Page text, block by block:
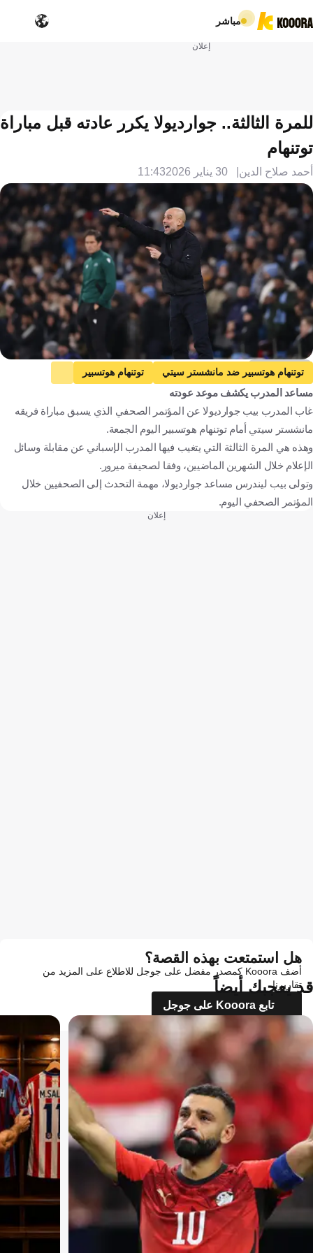
مباشر
إعلان
للمرة الثالثة.. جوارديولا يكرر عادته قبل مباراة
توتنهام
أحمد صلاح الدين 30 يناير 2026 11:43
Getty Images
توتنهام هوتسبير ضد مانشستر سيتي
توتنهام هوتسبير
مانشستر سيتي
الدوري الإنجليزي الممتاز
إنجلترا
إسبانيا كرة قدم
مساعد المدرب يكشف موعد عودته
غاب المدرب بيب جوارديولا عن المؤتمر الصحفي الذي يسبق مباراة فريقه
مانشستر سيتي أمام توتنهام هوتسبير اليوم الجمعة.
وهذه هي المرة الثالثة التي يتغيب فيها المدرب الإسباني عن مقابلة وسائل
الإعلام خلال الشهرين الماضيين، وفقا لصحيفة ميرور.
وتولى بيب ليندرس مساعد جوارديولا، مهمة التحدث إلى الصحفيين خلال
المؤتمر الصحفي اليوم.
إعلان
هل استمتعت بهذه القصة؟
أضف Kooora كمصدر مفضل على جوجل للاطلاع على المزيد من
تقاريرنا
تابع Kooora على جوجل
قد يعجبك أيضاً